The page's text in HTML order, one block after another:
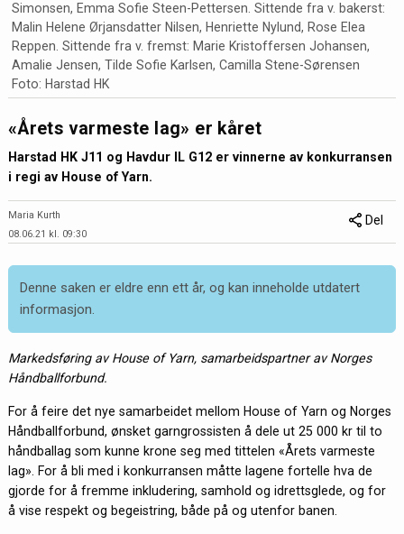
Simonsen, Emma Sofie Steen-Pettersen. Sittende fra v. bakerst:
Malin Helene Ørjansdatter Nilsen, Henriette Nylund, Rose Elea
Reppen. Sittende fra v. fremst: Marie Kristoffersen Johansen,
Amalie Jensen, Tilde Sofie Karlsen, Camilla Stene-Sørensen
Foto: Harstad HK
«Årets varmeste lag» er kåret
Harstad HK J11 og Havdur IL G12 er vinnerne av konkurransen
i regi av House of Yarn.
Maria Kurth
08.06.21 kl. 09:30
Del
Denne saken er eldre enn ett år, og kan inneholde utdatert
informasjon.
Markedsføring av House of Yarn, samarbeidspartner av Norges
Håndballforbund.
For å feire det nye samarbeidet mellom House of Yarn og Norges
Håndballforbund, ønsket garngrossisten å dele ut 25 000 kr til to
håndballag som kunne krone seg med tittelen «Årets varmeste
lag». For å bli med i konkurransen måtte lagene fortelle hva de
gjorde for å fremme inkludering, samhold og idrettsglede, og for
å vise respekt og begeistring, både på og utenfor banen.